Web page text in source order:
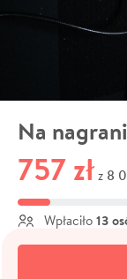
Na
757 zł z 8
Wpłaciło 13